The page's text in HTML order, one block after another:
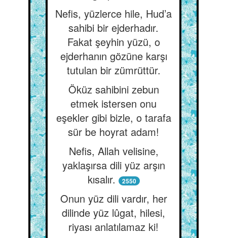
Nefis, yüzlerce hile, Hud’a
sahibi bir ejderhadır.
Fakat şeyhin yüzü, o
ejderhanın gözüne karşı
tutulan bir zümrüttür.
Öküz sahibini zebun
etmek istersen onu
eşekler gibi bizle, o tarafa
sür be hoyrat adam!
Nefis, Allah velisine,
yaklaşırsa dili yüz arşın
kısalır.
2550
Onun yüz dili vardır, her
dilinde yüz lûgat, hilesi,
riyası anlatılamaz ki!